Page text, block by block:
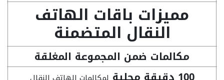
مميزات باقات الهاتف
النقال المتضمنة
مكالمات ضمن المجموعة المغلقة